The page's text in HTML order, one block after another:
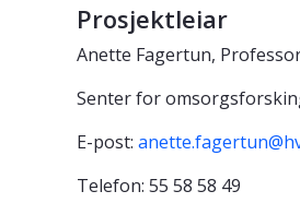
Prosjektleiar
Anette Fagertun,
Senter for
E-post:
Telefon: 55 58 58 49